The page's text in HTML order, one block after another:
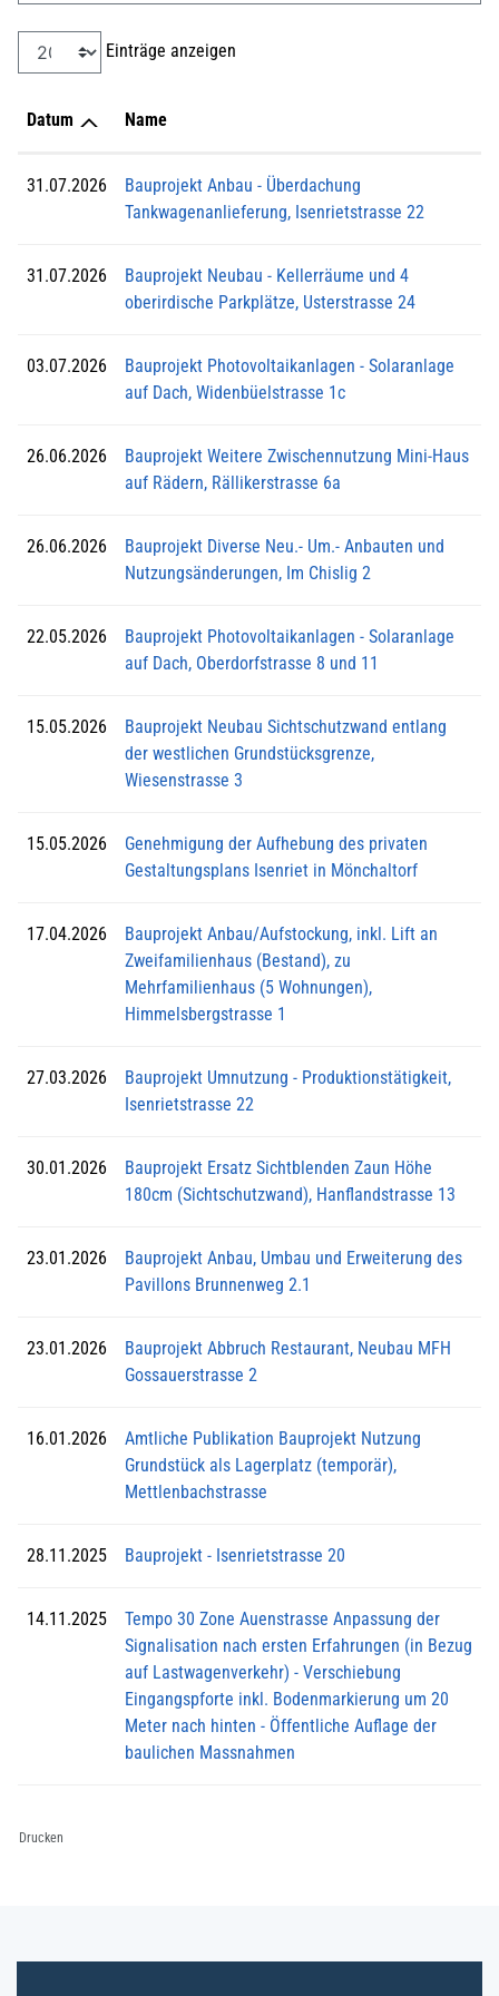
Einträge anzeigen
Datum Name
31.07.2026
Bauprojekt Anbau - Überdachung
Tankwagenanlieferung, Isenrietstrasse 22
31.07.2026
Bauprojekt Neubau - Kellerräume und 4
oberirdische Parkplätze, Usterstrasse 24
03.07.2026
Bauprojekt Photovoltaikanlagen - Solaranlage
auf Dach, Widenbüelstrasse 1c
26.06.2026
Bauprojekt Weitere Zwischennutzung Mini-Haus
auf Rädern, Rällikerstrasse 6a
26.06.2026
Bauprojekt Diverse Neu.- Um.- Anbauten und
Nutzungsänderungen, Im Chislig 2
22.05.2026
Bauprojekt Photovoltaikanlagen - Solaranlage
auf Dach, Oberdorfstrasse 8 und 11
15.05.2026
Bauprojekt Neubau Sichtschutzwand entlang
der westlichen Grundstücksgrenze,
Wiesenstrasse 3
15.05.2026
Genehmigung der Aufhebung des privaten
Gestaltungsplans Isenriet in Mönchaltorf
17.04.2026
Bauprojekt Anbau/Aufstockung, inkl. Lift an
Zweifamilienhaus (Bestand), zu
Mehrfamilienhaus (5 Wohnungen),
Himmelsbergstrasse 1
27.03.2026
Bauprojekt Umnutzung - Produktionstätigkeit,
Isenrietstrasse 22
30.01.2026
Bauprojekt Ersatz Sichtblenden Zaun Höhe
180cm (Sichtschutzwand), Hanflandstrasse 13
23.01.2026
Bauprojekt Anbau, Umbau und Erweiterung des
Pavillons Brunnenweg 2.1
23.01.2026
Bauprojekt Abbruch Restaurant, Neubau MFH
Gossauerstrasse 2
16.01.2026
Amtliche Publikation Bauprojekt Nutzung
Grundstück als Lagerplatz (temporär),
Mettlenbachstrasse
28.11.2025 Bauprojekt - Isenrietstrasse 20
14.11.2025
Tempo 30 Zone Auenstrasse Anpassung der
Signalisation nach ersten Erfahrungen (in Bezug
auf Lastwagenverkehr) - Verschiebung
Eingangspforte inkl. Bodenmarkierung um 20
Meter nach hinten - Öffentliche Auflage der
baulichen Massnahmen
Drucken